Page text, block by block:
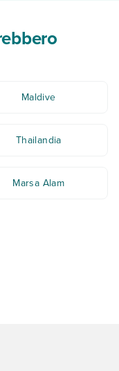
Maldive
Thailandia
Marsa Alam